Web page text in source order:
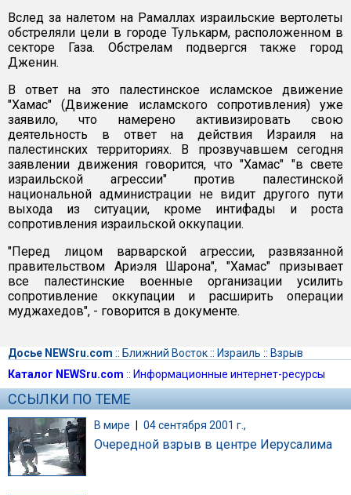
Вслед за налетом на Рамаллах израильские вертолеты
обстреляли цели в городе Тулькарм, расположенном в
секторе Газа. Обстрелам подвергся также город
Дженин.
В ответ на это палестинское исламское движение
"Хамас" (Движение исламского сопротивления) уже
заявило, что намерено активизировать свою
деятельность в ответ на действия Израиля на
палестинских территориях. В прозвучавшем сегодня
заявлении движения говорится, что "Хамас" "в свете
израильской агрессии" против палестинской
национальной администрации не видит другого пути
выхода из ситуации, кроме интифады и роста
сопротивления израильской оккупации.
"Перед лицом варварской агрессии, развязанной
правительством Ариэля Шарона", "Хамас" призывает
все палестинские военные организации усилить
сопротивление оккупации и расширить операции
муджахедов", - говорится в документе.
Досье NEWSru.com :: Ближний Восток:: Израиль :: Взрыв
Каталог NEWSru.com :: Информационные интернет-ресурсы
ССЫЛКИ ПО ТЕМЕ
В мире | 04 сентября 2001 г.,
Очередной взрыв в центре Иерусалима